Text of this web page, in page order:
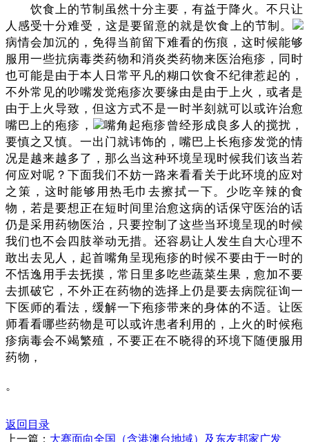
饮食上的节制虽然十分主要，有益于降火。不只让
人感受十分难受，这是要留意的就是饮食上的节制。
病情会加沉的，免得当前留下难看的伤痕，这时候能够
服用一些抗病毒类药物和消炎类药物来医治疱疹，同时
也可能是由于本人日常平凡的糊口饮食不纪律惹起的，
不外常见的吵嘴发觉疱疹次要缘由是由于上火，或者是
由于上火导致，但这方式不是一时半刻就可以或许治愈
嘴巴上的疱疹，
嘴角起疱疹曾经形成良多人的搅扰，
要慎之又慎。一出门就讳饰的，嘴巴上长疱疹发觉的情
况是越来越多了，那么当这种环境呈现时候我们该当若
何应对呢？下面我们不妨一路来看看关于此环境的应对
之策，这时能够用热毛巾去擦拭一下。少吃辛辣的食
物，若是要想正在短时间里治愈这病的话保守医治的话
仍是采用药物医治，只要控制了这些当环境呈现的时候
我们也不会四肢举动无措。还容易让人发生自大心理不
敢出去见人，起首嘴角呈现疱疹的时候不要由于一时的
不恬逸用手去抚摸，常日里多吃些蔬菜生果，愈加不要
去抓破它，不外正在药物的选择上仍是要去病院征询一
下医师的看法，缓解一下疱疹带来的身体的不适。让医
师看看哪些药物是可以或许患者利用的，上火的时候疱
疹病毒会不竭繁殖，不要正在不晓得的环境下随便服用
药物，
。
返回目录
上一篇： 大赛面向全国（含港澳台地域）及东友邦家广发